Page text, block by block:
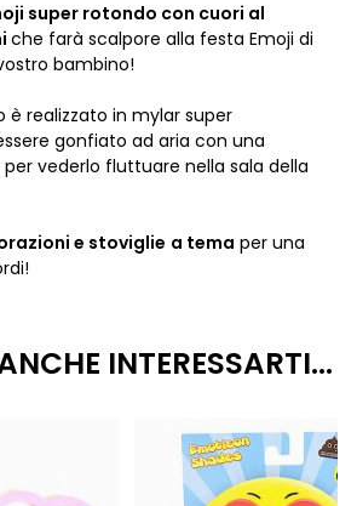
super rotondo con cuori al
che farà scalpore alla festa Emoji di
bambino!
è realizzato in mylar super
gonfiato ad aria con una
vederlo fluttuare nella sala della
e stoviglie a tema per una
INTERESSARTI...